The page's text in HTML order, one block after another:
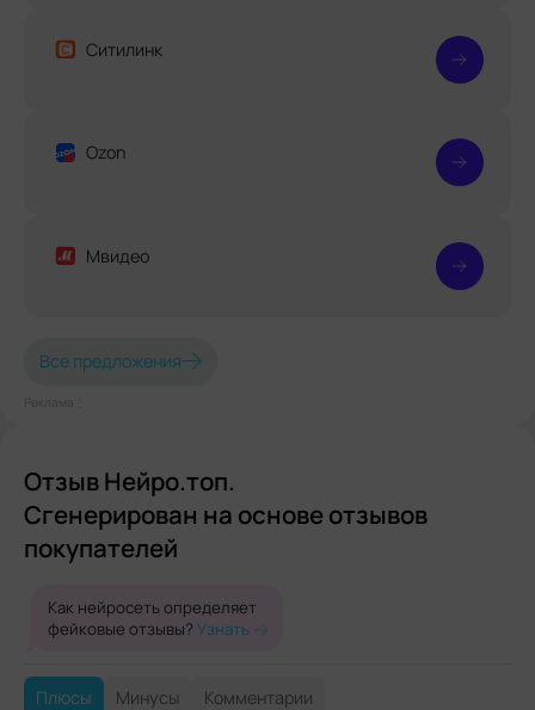
Ситилинк
Ozon
Мвидео
Все предложения
Реклама⋮
Отзыв Нейро.топ.
Сгенерирован на основе отзывов
покупателей
Как нейросеть определяет
фейковые отзывы? Узнать
Плюсы Минусы Комментарии